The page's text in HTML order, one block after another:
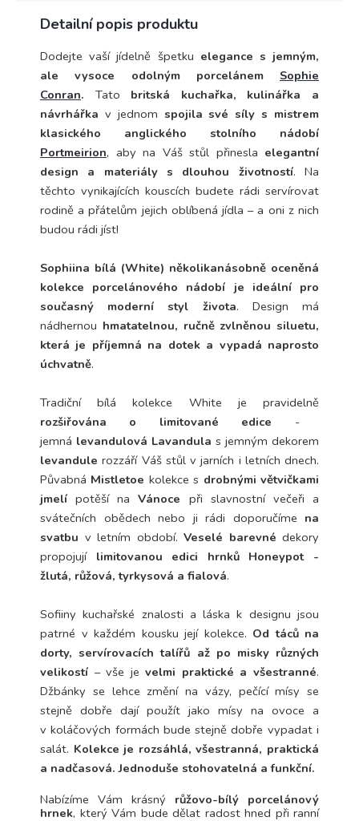
Detailní popis produktu
Dodejte vaší jídelně špetku elegance s jemným,
ale vysoce odolným porcelánem Sophie
Conran. Tato britská kuchařka, kulinářka a
návrhářka v jednom spojila své síly s mistrem
klasického anglického stolního nádobí
Portmeirion, aby na Váš stůl přinesla elegantní
design a materiály s dlouhou životností.
Na
těchto vynikajících kouscích budete rádi servírovat
rodině a přátelům jejich oblíbená jídla – a oni z nich
budou rádi jíst!
Sophiina bílá (White) několikanásobně oceněná
kolekce porcelánového nádobí je ideální pro
současný moderní styl života. Design má
nádhernou hmatatelnou, ručně zvlněnou siluetu,
která je příjemná na dotek a vypadá naprosto
úchvatně.
Tradiční bílá kolekce White je pravidelně
rozšiřována o limitované edice -
jemná levandulová Lavandula s jemným dekorem
levandule rozzáří Váš stůl v jarních i letních dnech.
Půvabná Mistletoe kolekce s drobnými větvičkami
jmelí potěší na Vánoce při slavnostní večeři a
svátečních obědech nebo ji rádi doporučíme na
svatbu v letním období. Veselé barevné dekory
propojují limitovanou edici hrnků Honeypot -
žlutá, růžová, tyrkysová a fialová.
Sofiiny kuchařské znalosti a láska k designu jsou
patrné v každém kousku její kolekce. Od táců na
dorty, servírovacích talířů až po misky různých
velikostí – vše je velmi praktické a všestranné.
Džbánky se lehce změní na vázy, pečící mísy se
stejně dobře dají použít jako mísy na ovoce a
v koláčových formách bude stejně dobře vypadat i
salát. Kolekce je rozsáhlá, všestranná, praktická
a nadčasová. Jednoduše stohovatelná a funkční.
Nabízíme Vám krásný růžovo-bílý porcelánový
hrnek, který Vám bude dělat radost hned při ranní